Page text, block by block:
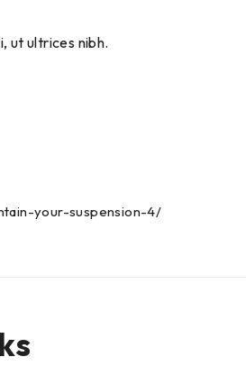
ut ultrices nibh.
your-suspension-4/